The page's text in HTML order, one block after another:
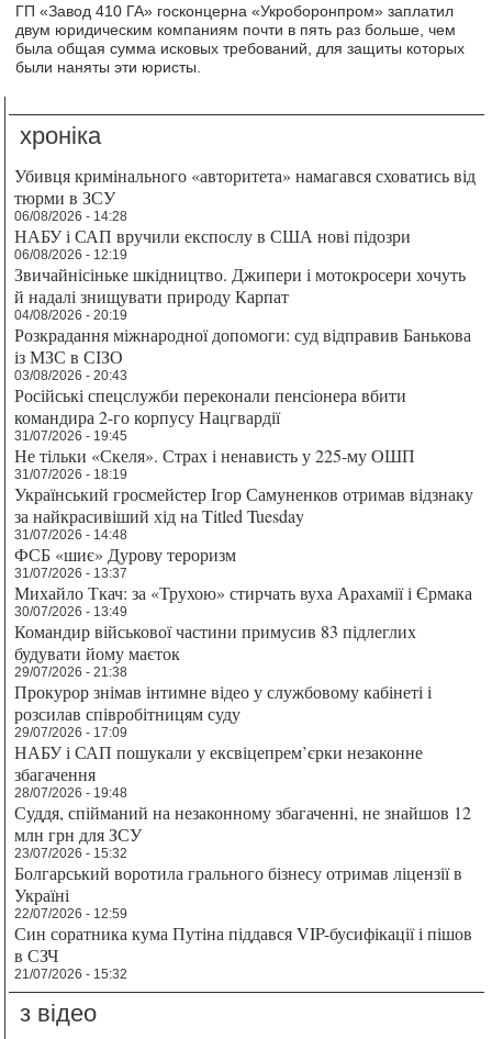
ГП «Завод 410 ГА» госконцерна «Укроборонпром» заплатил
двум юридическим компаниям почти в пять раз больше, чем
была общая сумма исковых требований, для защиты которых
были наняты эти юристы.
хроніка
Убивця кримінального «авторитета» намагався сховатись від
тюрми в ЗСУ
06/08/2026 - 14:28
НАБУ і САП вручили експослу в США нові підозри
06/08/2026 - 12:19
Звичайнісіньке шкідництво. Джипери і мотокросери хочуть
й надалі знищувати природу Карпат
04/08/2026 - 20:19
Розкрадання міжнародної допомоги: суд відправив Банькова
із МЗС в СІЗО
03/08/2026 - 20:43
Російські спецслужби переконали пенсіонера вбити
командира 2-го корпусу Нацгвардії
31/07/2026 - 19:45
Не тільки «Скеля». Страх і ненависть у 225-му ОШП
31/07/2026 - 18:19
Український гросмейстер Ігор Самуненков отримав відзнаку
за найкрасивіший хід на Titled Tuesday
31/07/2026 - 14:48
ФСБ «шиє» Дурову тероризм
31/07/2026 - 13:37
Михайло Ткач: за «Трухою» стирчать вуха Арахамії і Єрмака
30/07/2026 - 13:49
Командир військової частини примусив 83 підлеглих
будувати йому маєток
29/07/2026 - 21:38
Прокурор знімав інтимне відео у службовому кабінеті і
розсилав співробітницям суду
29/07/2026 - 17:09
НАБУ і САП пошукали у ексвіцепрем’єрки незаконне
збагачення
28/07/2026 - 19:48
Суддя, спійманий на незаконному збагаченні, не знайшов 12
млн грн для ЗСУ
23/07/2026 - 15:32
Болгарський воротила грального бізнесу отримав ліцензії в
Україні
22/07/2026 - 12:59
Син соратника кума Путіна піддався VIP-бусифікації і пішов
в СЗЧ
21/07/2026 - 15:32
з відео